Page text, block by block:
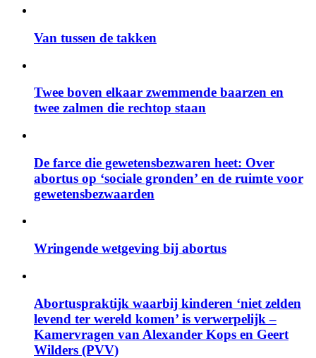
Van tussen de takken
Twee boven elkaar zwemmende baarzen en
twee zalmen die rechtop staan
De farce die gewetensbezwaren heet: Over
abortus op ‘sociale gronden’ en de ruimte voor
gewetensbezwaarden
Wringende wetgeving bij abortus
Abortuspraktijk waarbij kinderen ‘niet zelden
levend ter wereld komen’ is verwerpelijk –
Kamervragen van Alexander Kops en Geert
Wilders (PVV)